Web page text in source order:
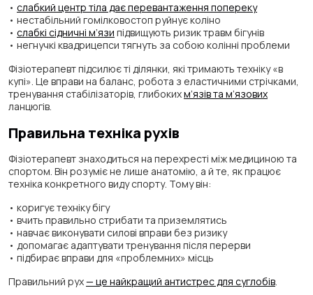
• слабкий центр тіла дає перевантаження попереку
• нестабільний гомілковостоп руйнує коліно
• слабкі сідничні м’язи підвищують ризик травм бігунів
• негнучкі квадрицепси тягнуть за собою колінні проблеми
Фізіотерапевт підсилює ті ділянки, які тримають техніку «в
купі». Це вправи на баланс, робота з еластичними стрічками,
тренування стабілізаторів, глибокихм’язів та м’язових
ланцюгів.
Правильна техніка рухів
Фізіотерапевт знаходиться на перехресті між медициною та
спортом. Він розуміє не лише анатомію, а й те, як працює
техніка конкретного виду спорту. Тому він:
• коригує техніку бігу
• вчить правильно стрибати та приземлятись
• навчає виконувати силові вправи без ризику
• допомагає адаптувати тренування після перерви
• підбирає вправи для «проблемних» місць
Правильний рух— це найкращий антистрес для суглобів